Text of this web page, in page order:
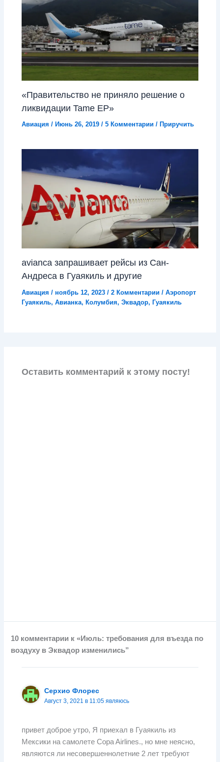
«Правительство не приняло решение о
ликвидации Tame EP»
Авиация / Июнь 26, 2019/5 Комментарии / Приручить
avianca запрашивает рейсы из Сан-
Андреса в Гуаякиль и другие
Авиация /ноябрь 12, 2023/2 Комментарии /Аэропорт
Гуаякиль,Авианка,Колумбия,Эквадор,Гуаякиль
Оставить комментарий к этому посту!
10 комментарии к «Июль: требования для въезда по
воздуху в Эквадор изменились”
Серхио Флорес
Август 3, 2021 в 11:05 являюсь
привет доброе утро, Я приехал в Гуаякиль из
Мексики на самолете Copa Airlines., но мне неясно,
являются ли несовершеннолетние 2 лет требуют